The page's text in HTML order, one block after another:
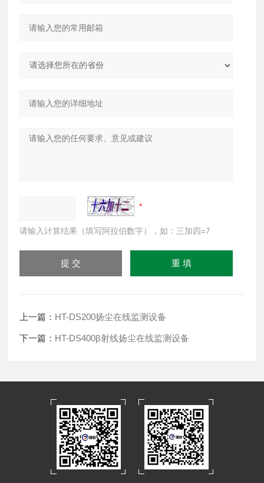
请输入计算结果（填写阿拉伯数字），如：三加四=7
上一篇： HT-DS200扬尘在线监测设备
下一篇： HT-DS400β射线扬尘在线监测设备